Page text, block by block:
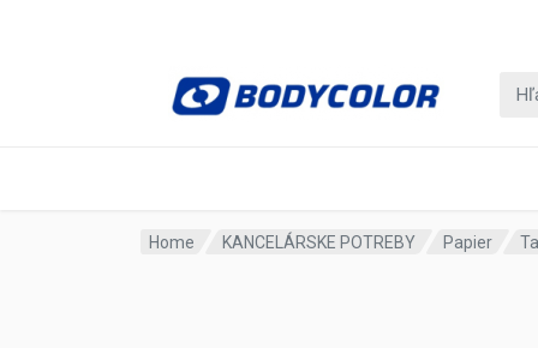
Home KANCELÁRSKE POTREBY Papier